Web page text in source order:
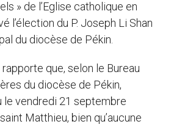
» de l’Eglise catholique en
l’élection du P. Joseph Li Shan
du diocèse de Pékin.
que, selon le Bureau
du diocèse de Pékin,
le vendredi 21 septembre
Matthieu, bien qu’aucune